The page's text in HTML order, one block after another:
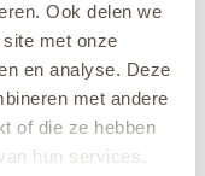
Ook delen we
met onze
en analyse. Deze
met andere
of die ze hebben
hun services.